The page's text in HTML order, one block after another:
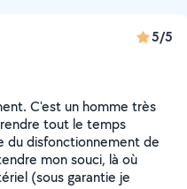
5/5
C'est un homme très
tout le temps
du disfonctionnement de
mon souci, là où
(sous garantie je